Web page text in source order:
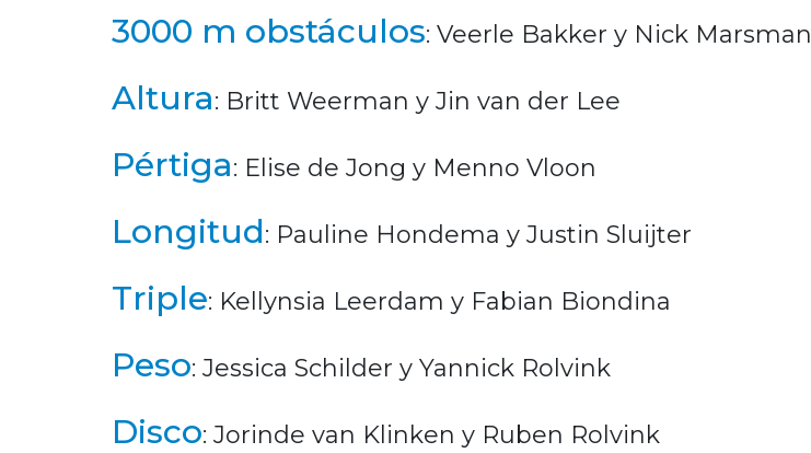
3000 m obstáculos: Veerle Bakker y Nick Marsman
Altura: Britt Weerman y Jin van der Lee
Pértiga: Elise de Jong y Menno Vloon
Longitud: Pauline Hondema y Justin Sluijter
Triple: Kellynsia Leerdam y Fabian Biondina
Peso: Jessica Schilder y Yannick Rolvink
Disco: Jorinde van Klinken y Ruben Rolvink